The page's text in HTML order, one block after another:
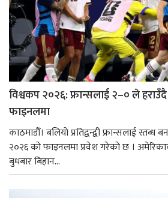
विश्वकप २०२६: फ्रान्सलाई २–० ले
फाइनलमा
काठमाडौँ। बलियो प्रतिद्वन्द्वी फ्रान्सलाई
२०२६ को फाइनलमा प्रवेश गरेको छ ।
बुधबार बिहान...